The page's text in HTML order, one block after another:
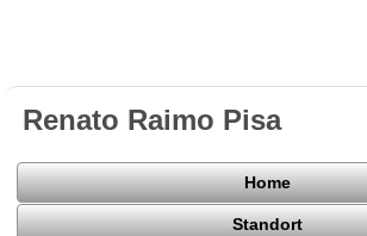
Renato Raimo Pisa
Home
Standort